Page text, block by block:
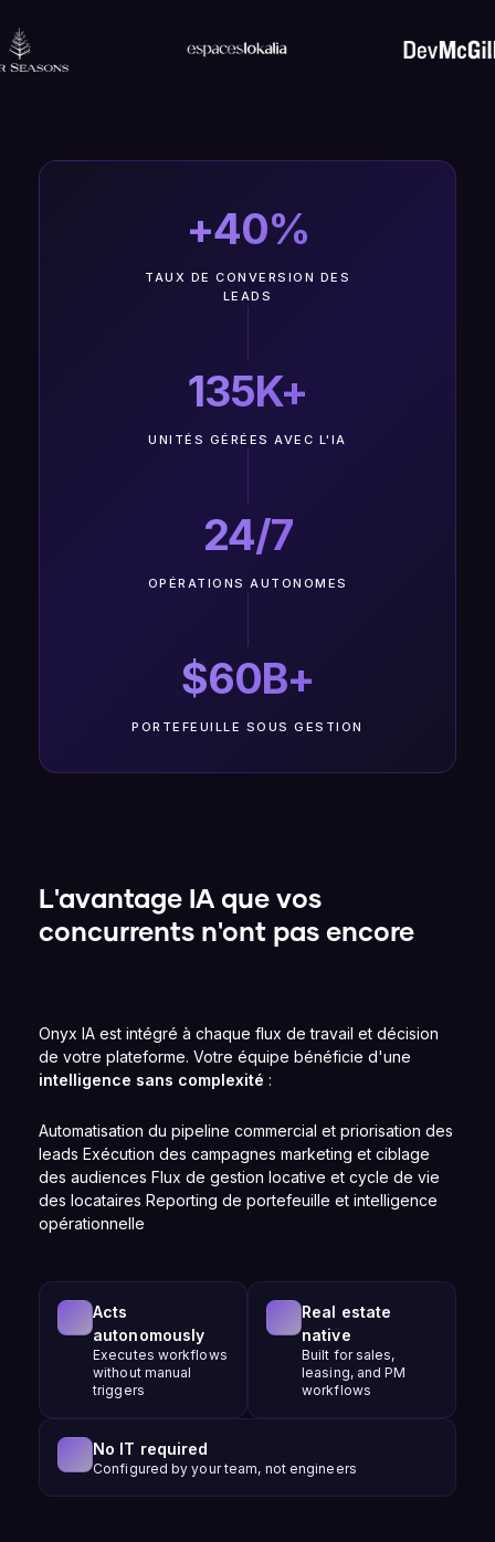
+40%
TAUX DE CONVERSION DES
LEADS
135K+
UNITÉS GÉRÉES AVEC L'IA
24/7
OPÉRATIONS AUTONOMES
$60B+
PORTEFEUILLE SOUS GESTION
L'avantage IA que vos
concurrents n'ont pas encore
Onyx IA est intégré à chaque flux de travail et décision
de votre plateforme. Votre équipe bénéficie d'une
intelligence sans complexité :
Automatisation du pipeline commercial et priorisation des
leads Exécution des campagnes marketing et ciblage
des audiences Flux de gestion locative et cycle de vie
des locataires Reporting de portefeuille et intelligence
opérationnelle
Acts
autonomously
Executes workflows
without manual
triggers
Real estate
native
Built for sales,
leasing, and PM
workflows
No IT required
Configured by your team, not engineers